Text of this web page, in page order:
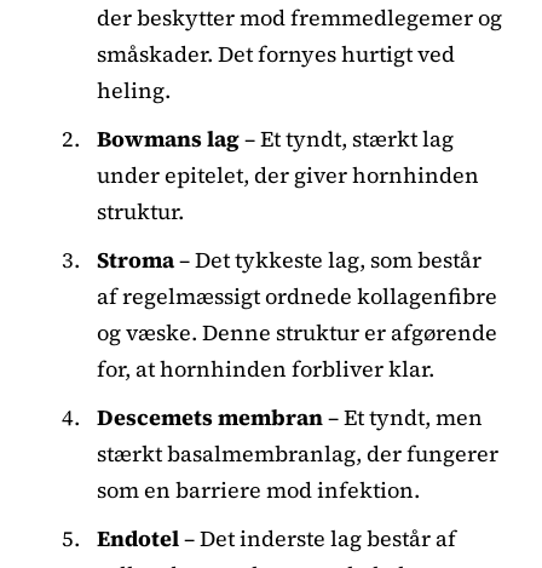
der beskytter mod fremmedlegemer og
småskader. Det fornyes hurtigt ved
heling.
Bowmans lag– Et tyndt, stærkt lag
under epitelet, der giver hornhinden
struktur.
Stroma– Det tykkeste lag, som består
af regelmæssigt ordnede kollagenfibre
og væske. Denne struktur er afgørende
for, at hornhinden forbliver klar.
Descemets membran– Et tyndt, men
stærkt basalmembranlag, der fungerer
som en barriere mod infektion.
Endotel– Det inderste lag består af